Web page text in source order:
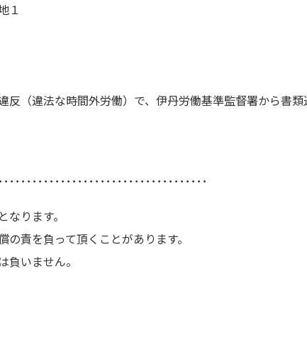
１
（違法な時間外労働）で、伊丹労働基準監督署から書類
･･･････････････････････････････････
ります。
責を負って頂くことがあります。
いません。